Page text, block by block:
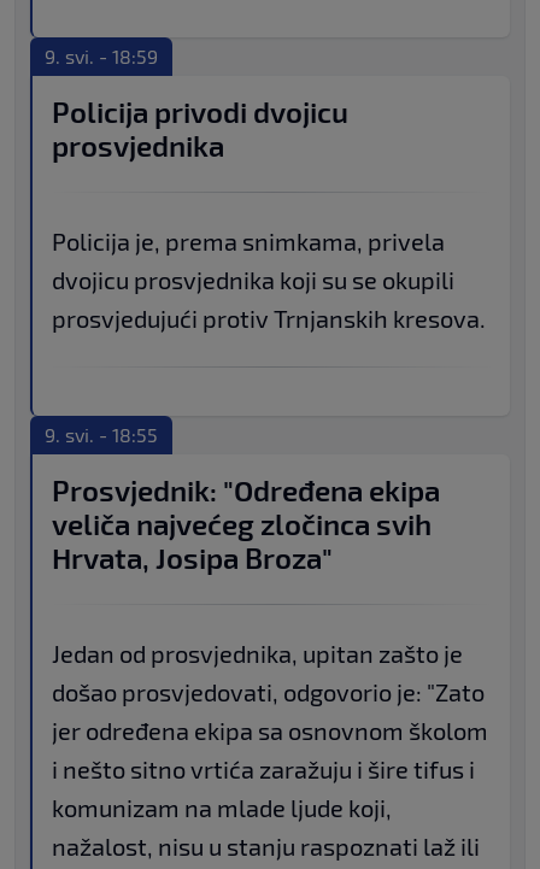
9. svi. - 18:59
Policija privodi dvojicu
prosvjednika
Policija je, prema snimkama, privela
dvojicu prosvjednika koji su se okupili
prosvjedujući protiv Trnjanskih kresova.
9. svi. - 18:55
Prosvjednik: "Određena ekipa
veliča najvećeg zločinca svih
Hrvata, Josipa Broza"
Jedan od prosvjednika, upitan zašto je
došao prosvjedovati, odgovorio je: "Zato
jer određena ekipa sa osnovnom školom
i nešto sitno vrtića zaražuju i šire tifus i
komunizam na mlade ljude koji,
nažalost, nisu u stanju raspoznati laž ili